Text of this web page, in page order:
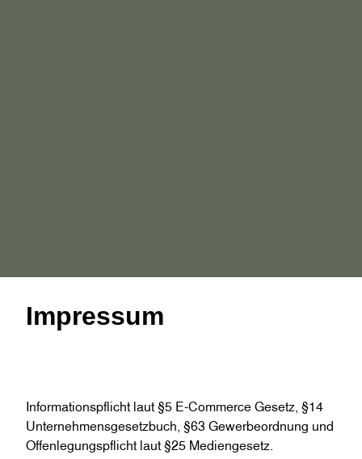
Impressum
Informationspflicht laut §5 E-Commerce Gesetz, §14
Unternehmensgesetzbuch, §63 Gewerbeordnung und
Offenlegungspflicht laut §25 Mediengesetz.